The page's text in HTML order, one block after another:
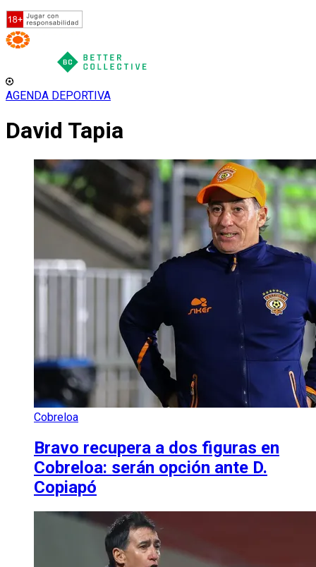
AGENDA DEPORTIVA
David Tapia
Cobreloa
Bravo recupera a dos figuras en
Cobreloa: serán opción ante D.
Copiapó